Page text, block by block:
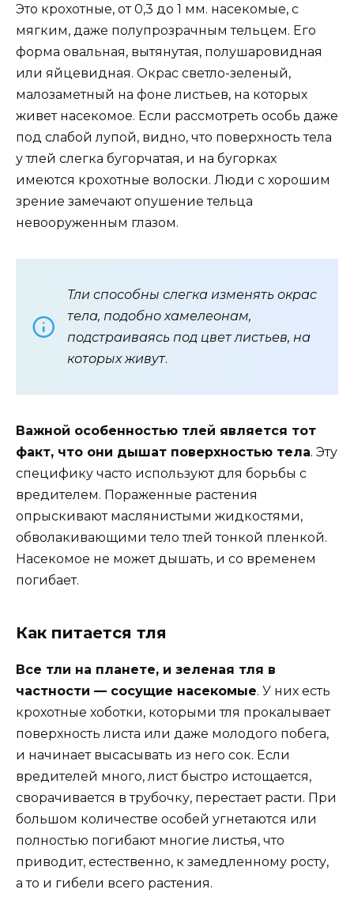
Это крохотные, от 0,3 до 1 мм. насекомые, с
мягким, даже полупрозрачным тельцем. Его
форма овальная, вытянутая, полушаровидная
или яйцевидная. Окрас светло-зеленый,
малозаметный на фоне листьев, на которых
живет насекомое. Если рассмотреть особь даже
под слабой лупой, видно, что поверхность тела
у тлей слегка бугорчатая, и на бугорках
имеются крохотные волоски. Люди с хорошим
зрение замечают опушение тельца
невооруженным глазом.
Тли способны слегка изменять окрас
тела, подобно хамелеонам,
подстраиваясь под цвет листьев, на
которых живут.
Важной особенностью тлей является тот
факт, что они дышат поверхностью тела. Эту
специфику часто используют для борьбы с
вредителем. Пораженные растения
опрыскивают маслянистыми жидкостями,
обволакивающими тело тлей тонкой пленкой.
Насекомое не может дышать, и со временем
погибает.
Как питается тля
Все тли на планете, и зеленая тля в
частности — сосущие насекомые. У них есть
крохотные хоботки, которыми тля прокалывает
поверхность листа или даже молодого побега,
и начинает высасывать из него сок. Если
вредителей много, лист быстро истощается,
сворачивается в трубочку, перестает расти. При
большом количестве особей угнетаются или
полностью погибают многие листья, что
приводит, естественно, к замедленному росту,
а то и гибели всего растения.